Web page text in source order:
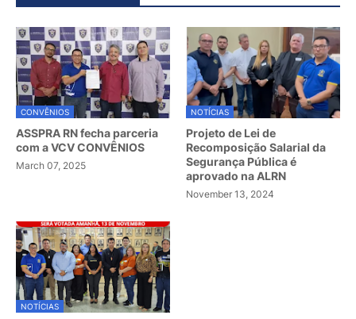
CONVÊNIOS
ASSPRA RN fecha parceria
com a VCV CONVÊNIOS
March 07, 2025
NOTÍCIAS
Projeto de Lei de
Recomposição Salarial da
Segurança Pública é
aprovado na ALRN
November 13, 2024
NOTÍCIAS